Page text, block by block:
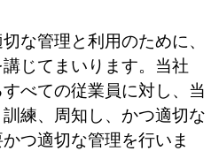
な管理と利用のために、
じてまいります。当社
べての従業員に対し、当
練、周知し、かつ適切な
つ適切な管理を行いま